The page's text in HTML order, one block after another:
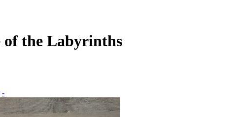
of the Labyrinths
-